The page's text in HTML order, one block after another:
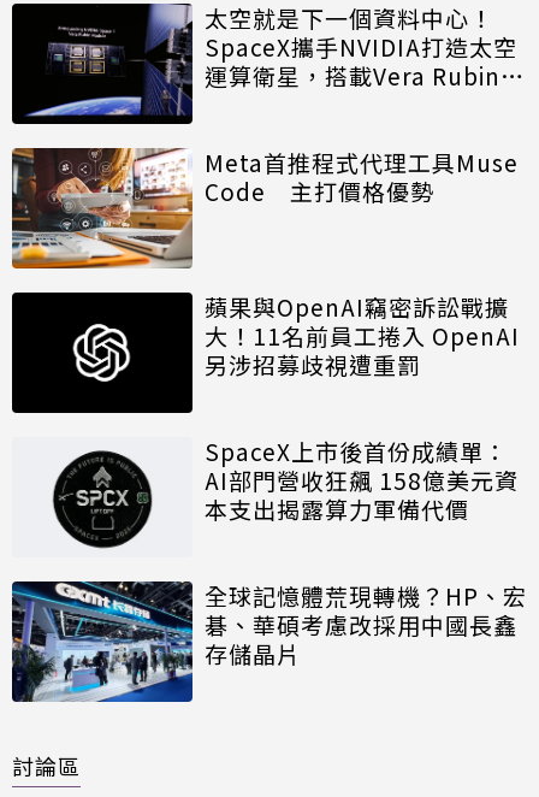
太空就是下一個資料中心！
SpaceX攜手NVIDIA打造太空
運算衛星，搭載Vera Rubin運
Meta首推程式代理工具Muse
Code 主打價格優勢
蘋果與OpenAI竊密訴訟戰擴
大！11名前員工捲入 OpenAI
另涉招募歧視遭重罰
SpaceX上市後首份成績單：
AI部門營收狂飆 158億美元資
本支出揭露算力軍備代價
全球記憶體荒現轉機？HP、宏
碁、華碩考慮改採用中國長鑫
存儲晶片
討論區